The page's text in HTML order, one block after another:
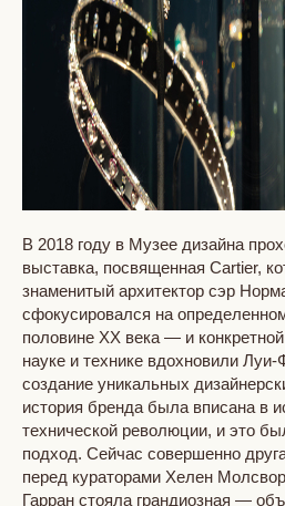
В 2018 году в Музее дизайна
выставка, посвященная Cartier,
знаменитый архитектор сэр
сфокусировался на
половине ХХ века — и
науке и технике вдохновили
создание уникальных
история бренда была вписана в
технической революции, и это
подход. Сейчас совершенно
перед кураторами Хелен
Гарран стояла грандиозная —